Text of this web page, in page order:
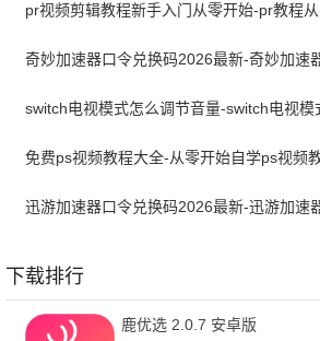
下载排行
鹿优选 2.0.7 安卓版